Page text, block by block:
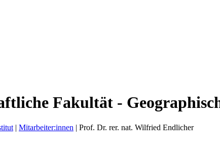
Fakultät -
| Mitarbeiter:innen | Prof. Dr. rer. nat. Wilfried Endlicher